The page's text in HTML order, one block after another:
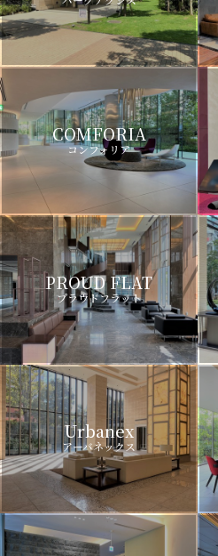
COMFORIA
コンフォリア
PROUD FLAT
プラウドフラット
Urbanex
アーバネックス